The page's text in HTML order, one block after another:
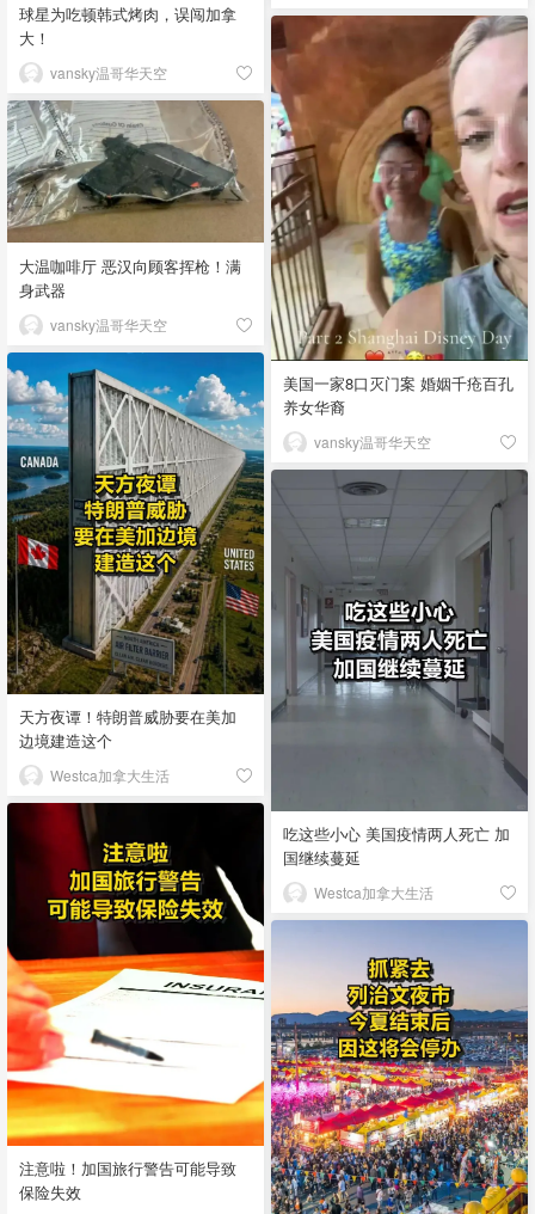
球星为吃顿韩式烤肉，误闯加拿
大！
vansky温哥华天空
美国一家8口灭门案 婚姻千疮百孔
养女华裔
vansky温哥华天空
大温咖啡厅 恶汉向顾客挥枪！满
身武器
vansky温哥华天空
天方夜谭！特朗普威胁要在美加
边境建造这个
Westca加拿大生活
吃这些小心 美国疫情两人死亡 加
国继续蔓延
Westca加拿大生活
注意啦！加国旅行警告可能导致
保险失效